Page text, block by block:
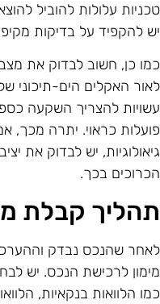
עלולות להוביל
להקפיד על בדיקות
כן, חשוב לבדוק את
האקלים הים-תיכוני
להצריך השקעה
כראוי. יתרה מכך,
יש לבדוק את
בכך.
קבלת
שהנכס נבדק
לרכישת הנכס. יש
הלוואות בנקאיות,